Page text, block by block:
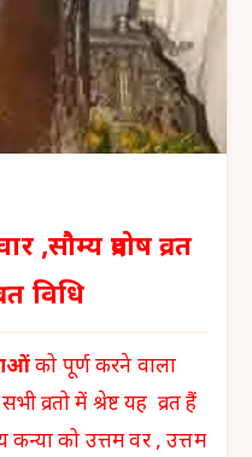
,सौम्य प्रदोष व्रत
विधि
को पूर्ण करने वाला
व्रतो में श्रेष्ट यह व्रत हैं
कन्या को उत्तम वर , उत्तम